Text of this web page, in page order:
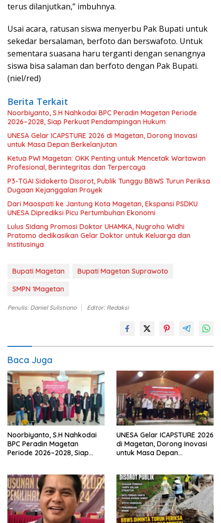
terus dilanjutkan,” imbuhnya.
Usai acara, ratusan siswa menyerbu Pak Bupati untuk
sekedar bersalaman, berfoto dan berswafoto. Untuk
sementara suasana haru terganti dengan senangnya
siswa bisa salaman dan berfoto dengan Pak Bupati.
(niel/red)
Berita Terkait
Noorbiyanto, S.H Nahkodai BPC Peradin Magetan Periode
2026–2028, Siap Perkuat Pendampingan Hukum
UNESA Gelar ICAPSTURE 2026 di Magetan, Dorong Inovasi
untuk Masa Depan Berkelanjutan
Ketua PWI Magetan: OKK Penting untuk Mencetak Wartawan
Profesional, Berintegritas dan Terpercaya
P3-TGAI Sidokerto Disorot, Publik Tunggu BBWS Turun Periksa
Dugaan Kejanggalan Proyek
Dari Maospati ke Jantung Kota Magetan, Ekspansi PSDKU
UNESA Diprediksi Picu Pertumbuhan Ekonomi
Lulus Sidang Promosi Doktor UHAMKA, Nugroho Widhi
Pratomo dedikasikan Gelar Doktor untuk Keluarga dan
Institusinya
Bupati Magetan
Bupati Magetan Suprawoto
SMPN 1Magetan
Penulis: Daniel Sulistiono Editor: Redaksi
Baca Juga
Noorbiyanto, S.H Nahkodai
BPC Peradin Magetan
Periode 2026–2028, Siap
UNESA Gelar ICAPSTURE 2026
di Magetan, Dorong Inovasi
untuk Masa Depan